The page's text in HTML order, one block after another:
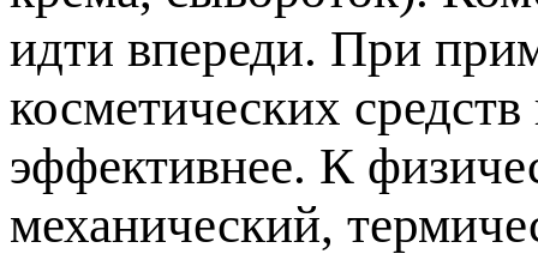
идти впереди. При
косметических
эффективнее. К
механический,